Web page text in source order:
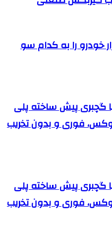
خودرو را به کدام سو
گچبری پیش ساخته پلی
فوری و بدون تخریب
گچبری پیش ساخته پلی
فوری و بدون تخریب